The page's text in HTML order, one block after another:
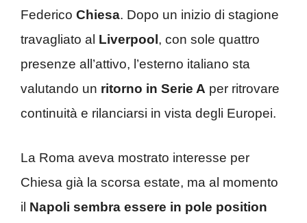
Federico Chiesa. Dopo un inizio di stagione
travagliato al Liverpool , con sole quattro
presenze all’attivo, l’esterno italiano sta
valutando un ritorno in Serie A per ritrovare
continuità e rilanciarsi in vista degli Europei.
La Roma aveva mostrato interesse per
Chiesa già la scorsa estate, ma al momento
il Napoli sembra essere in pole position